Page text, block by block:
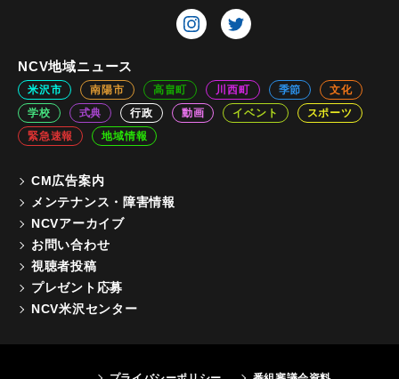
NCV地域ニュース
米沢市 南陽市 高畠町 川西町 季節
文化
学校
式典 行政 動画 イベント
スポーツ
緊急速報
地域情報
CM広告案内
メンテナンス・障害情報
NCVアーカイブ
お問い合わせ
視聴者投稿
プレゼント応募
NCV米沢センター